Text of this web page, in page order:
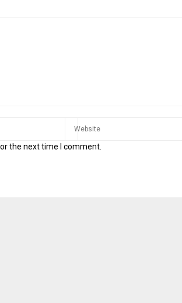
the next time I comment.